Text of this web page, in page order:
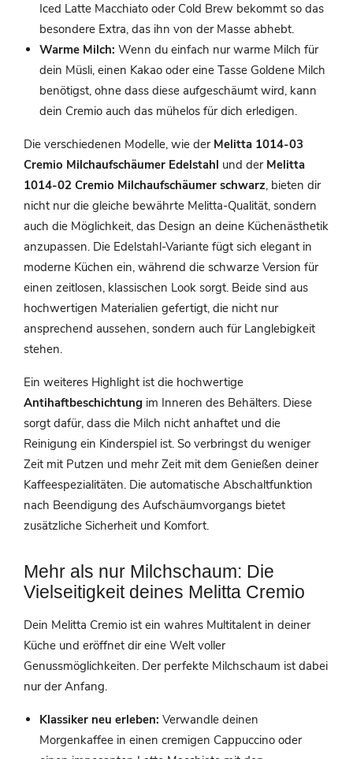
Iced Latte Macchiato oder Cold Brew bekommt so das
besondere Extra, das ihn von der Masse abhebt.
Warme Milch: Wenn du einfach nur warme Milch für
dein Müsli, einen Kakao oder eine Tasse Goldene Milch
benötigst, ohne dass diese aufgeschäumt wird, kann
dein Cremio auch das mühelos für dich erledigen.
Die verschiedenen Modelle, wie der Melitta 1014-03
Cremio Milchaufschäumer Edelstahl und der Melitta
1014-02 Cremio Milchaufschäumer schwarz, bieten dir
nicht nur die gleiche bewährte Melitta-Qualität, sondern
auch die Möglichkeit, das Design an deine Küchenästhetik
anzupassen. Die Edelstahl-Variante fügt sich elegant in
moderne Küchen ein, während die schwarze Version für
einen zeitlosen, klassischen Look sorgt. Beide sind aus
hochwertigen Materialien gefertigt, die nicht nur
ansprechend aussehen, sondern auch für Langlebigkeit
stehen.
Ein weiteres Highlight ist die hochwertige
Antihaftbeschichtung im Inneren des Behälters. Diese
sorgt dafür, dass die Milch nicht anhaftet und die
Reinigung ein Kinderspiel ist. So verbringst du weniger
Zeit mit Putzen und mehr Zeit mit dem Genießen deiner
Kaffeespezialitäten. Die automatische Abschaltfunktion
nach Beendigung des Aufschäumvorgangs bietet
zusätzliche Sicherheit und Komfort.
Mehr als nur Milchschaum: Die
Vielseitigkeit deines Melitta Cremio
Dein Melitta Cremio ist ein wahres Multitalent in deiner
Küche und eröffnet dir eine Welt voller
Genussmöglichkeiten. Der perfekte Milchschaum ist dabei
nur der Anfang.
Klassiker neu erleben: Verwandle deinen
Morgenkaffee in einen cremigen Cappuccino oder